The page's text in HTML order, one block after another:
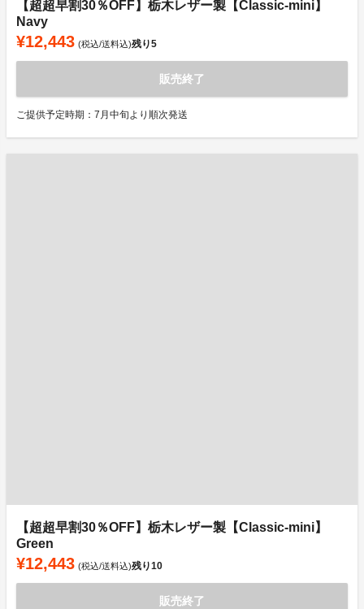
【超超早割30％OFF】栃木レザー製【Classic-mini】
Navy
¥12,443 (税込/送料込)残り5
販売終了
ご提供予定時期：7月中旬より順次発送
【超超早割30％OFF】栃木レザー製【Classic-mini】
Green
¥12,443 (税込/送料込)残り10
販売終了